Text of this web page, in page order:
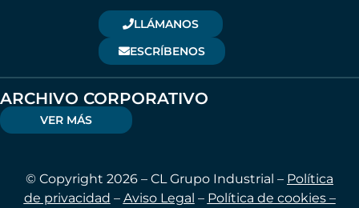
LLÁMANOS
ESCRÍBENOS
ARCHIVO CORPORATIVO
VER MÁS
© Copyright 2026 – CL Grupo Industrial – Política
de privacidad – Aviso Legal – Política de cookies –